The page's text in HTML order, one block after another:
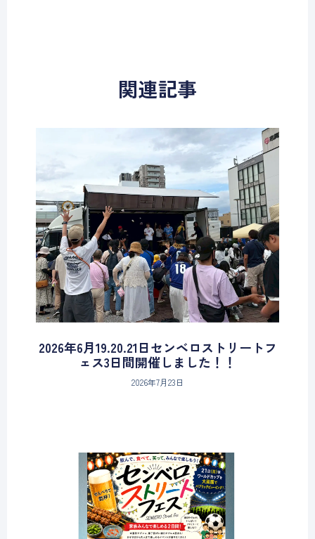
関連記事
2026年6月19.20.21日センベロストリートフ
ェス3日間開催しました！！
2026年7月23日